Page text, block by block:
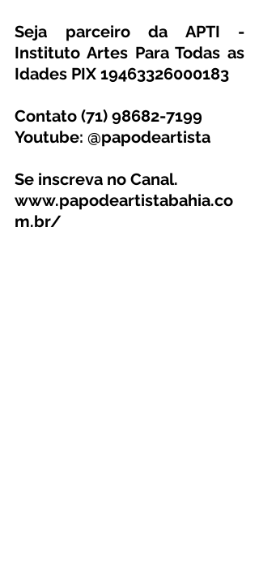
Seja parceiro da APTI -
Instituto Artes Para Todas as
Idades PIX 19463326000183
Contato (71) 98682-7199
Youtube: @papodeartista
Se inscreva no Canal.
www.papodeartistabahia.co
m.br/